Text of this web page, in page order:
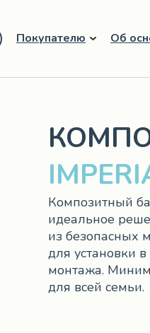
Об
Покупателю
Композитный
идеальное
из безопасных
для установки
монтажа.
для всей семьи.